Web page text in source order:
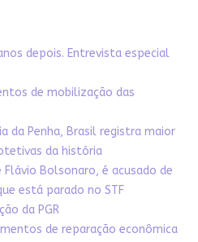
depois. Entrevista especial
de mobilização das
da Penha, Brasil registra maior
da história
Bolsonaro, é acusado de
está parado no STF
da PGR
de reparação econômica